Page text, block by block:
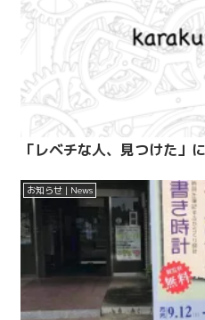
「レベチな人、見つけた」
お知らせ | News